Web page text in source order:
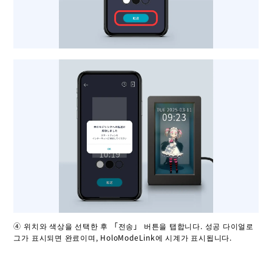
④ 위치와 색상을 선택한 후 「전송」 버튼을 탭합니다. 성공 다이얼로
그가 표시되면 완료이며, HoloModeLink에 시계가 표시됩니다.